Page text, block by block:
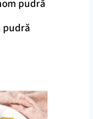
pudră
pudră